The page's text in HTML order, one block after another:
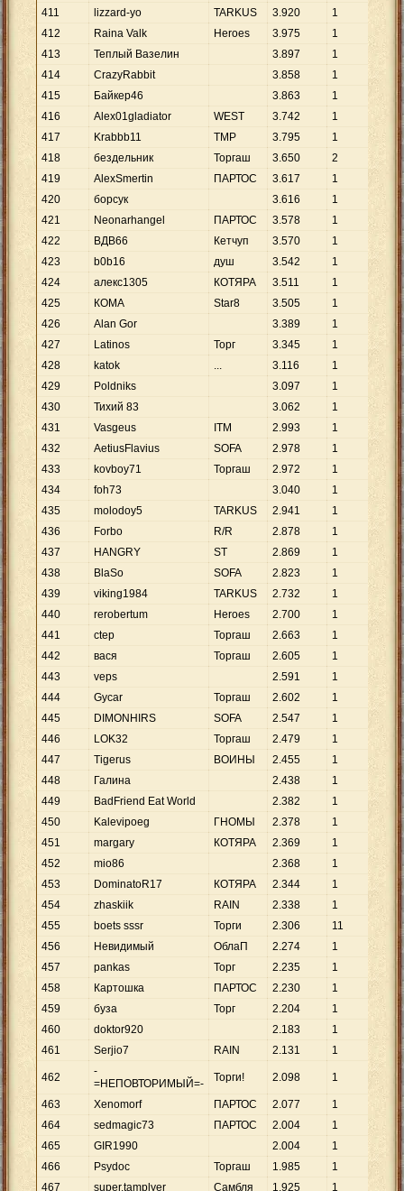
411
lizzard-yo TARKUS 3.920 1
412
Raina Valk Heroes 3.975 1
413
Теплый Вазелин 3.897 1
414
CrazyRabbit 3.858 1
415
Байкер46 3.863 1
416
Alex01gladiator WEST 3.742 1
417
Krabbb11 TMP 3.795 1
418
бездельник Торгаш 3.650 2
419
AlexSmertin ПАРТОС 3.617 1
420
борсук 3.616 1
421
Neonarhangel ПАРТОС 3.578 1
422
ВДВ66 Кетчуп 3.570 1
423
b0b16 душ 3.542 1
424
алекс1305 КОТЯРА 3.511 1
425
КОМА Star8 3.505 1
426
Alan Gor 3.389 1
427
Latinos Торг 3.345 1
428
katok ... 3.116 1
429
Poldniks 3.097 1
430
Тихий 83 3.062 1
431
Vasgeus ITM 2.993 1
432
AetiusFlavius SOFA 2.978 1
433
kovboy71 Торгаш 2.972 1
434
foh73 3.040 1
435
molodoy5 TARKUS 2.941 1
436
Forbo R/R 2.878 1
437
HANGRY ST 2.869 1
438
BlaSo SOFA 2.823 1
439
viking1984 TARKUS 2.732 1
440
rerobertum Heroes 2.700 1
441
ctep Торгаш 2.663 1
442
вася Торгаш 2.605 1
443
veps 2.591 1
444
Gycar Торгаш 2.602 1
445
DIMONHIRS SOFA 2.547 1
446
LOK32 Торгаш 2.479 1
447
Tigerus ВОИНЫ 2.455 1
448
Галина 2.438 1
449
BadFriend Eat World 2.382 1
450
Kalevipoeg ГНОМЫ 2.378 1
451
margary КОТЯРА 2.369 1
452
mio86 2.368 1
453
DominatoR17 КОТЯРА 2.344 1
454
zhaskiik RAIN 2.338 1
455
boets sssr Торги 2.306 11
456
Невидимый ОблаП 2.274 1
457
pankas Торг 2.235 1
458
Картошка ПАРТОС 2.230 1
459
буза Торг 2.204 1
460
doktor920 2.183 1
461
Serjio7 RAIN 2.131 1
462
-
=НЕПОВТОРИМЫЙ=-
Торги! 2.098 1
463 Xenomorf ПАРТОС 2.077 1
464
sedmagic73 ПАРТОС 2.004 1
465
GIR1990 2.004 1
466
Psydoc Торгаш 1.985 1
467
super.tamplyer Самбля 1.925 1